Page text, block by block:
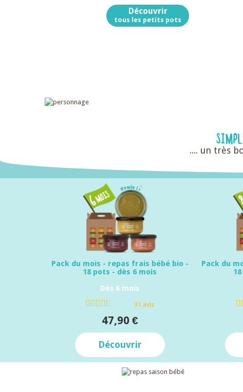
Découvrir
tous les petits pots
.... un très
Pack du mois - repas frais bébé bio -
18 pots - dès 6 mois
Dès 6 mois
31 avis
47,90 €
Découvrir
Pack du